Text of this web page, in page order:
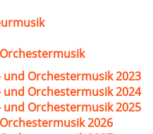
und Orchestermusik 2023
und Orchestermusik 2024
und Orchestermusik 2025
2026